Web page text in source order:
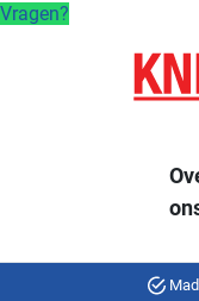
Vragen?